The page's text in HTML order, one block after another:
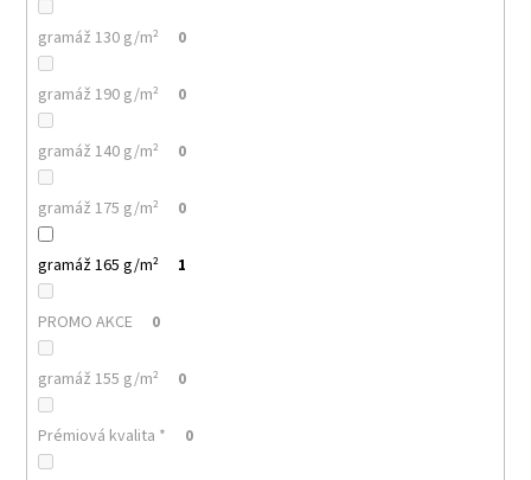
gramáž 130 g/m² 0
gramáž 190 g/m² 0
gramáž 140 g/m² 0
gramáž 175 g/m² 0
gramáž 165 g/m² 1
PROMO AKCE 0
gramáž 155 g/m² 0
Prémiová kvalita * 0
FIREMNÍ
TEXTIL
71
Kč